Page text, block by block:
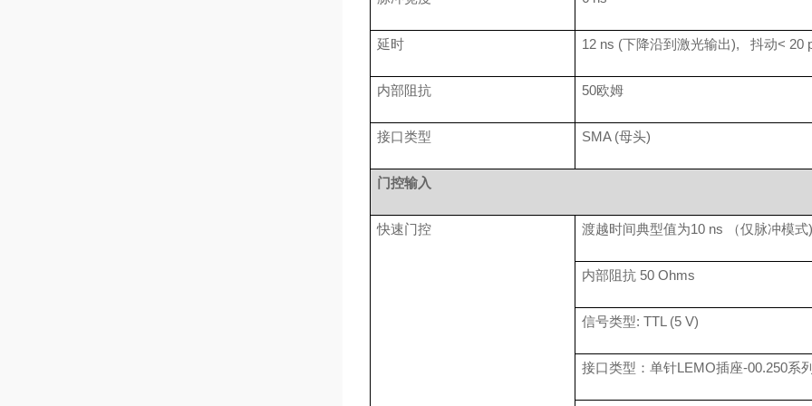
延时 12 ns (下降沿到激光输出), 抖动< 20
内部阻抗 50欧姆
接口类型 SMA (母头)
门控输入
快速门控 渡越时间典型值为10 ns （仅脉冲模式)
内部阻抗50 Ohms
信号类型: TTL (5 V)
接口类型：单针LEMO插座-00.250系列